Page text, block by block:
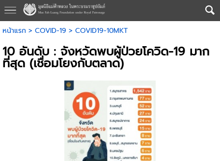
หน้าแรก > COVID-19 > COVID19-10MKT
10 อันดับ : จังหวัดพบผู้ป่วยโควิด-19 มาก
ที่สุด (เชื่อมโยงกับตลาด)